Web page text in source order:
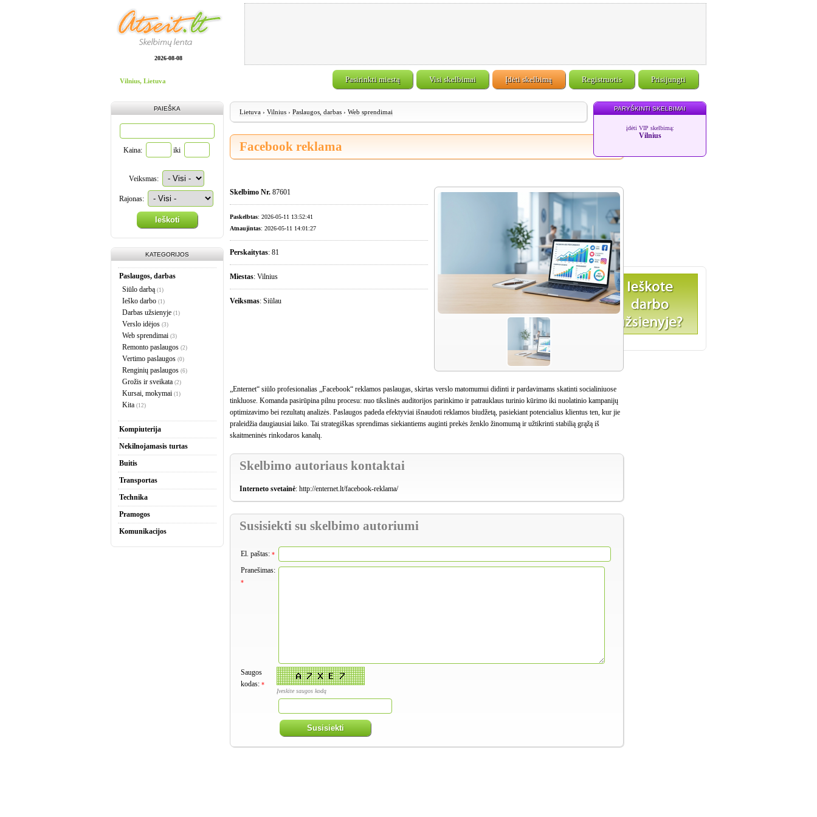
2026-08-08
Vilnius, Lietuva Prisijungti
Registruotis
Įdėti skelbimą
Visi skelbimai
Pasirinkti miestą
PAIEŠKA
Kaina: iki
Veiksmas:
Rajonas:
Ieškoti
KATEGORIJOS
Paslaugos, darbas
Siūlo darbą (1)
Ieško darbo (1)
Darbas užsienyje (1)
Verslo idėjos (3)
Web sprendimai (3)
Remonto paslaugos (2)
Vertimo paslaugos (0)
Renginių paslaugos (6)
Grožis ir sveikata (2)
Kursai, mokymai (1)
Kita (12)
Kompiuterija
Nekilnojamasis turtas
Buitis
Transportas
Technika
Pramogos
Komunikacijos
Lietuva › Vilnius › Paslaugos, darbas › Web sprendimai
Facebook reklama
Skelbimo Nr. 87601
Paskelbtas: 2026-05-11 13:52:41
Atnaujintas: 2026-05-11 14:01:27
Perskaitytas: 81
Miestas: Vilnius
Veiksmas: Siūlau
„Enternet“ siūlo profesionalias „Facebook“ reklamos paslaugas, skirtas verslo matomumui didinti ir pardavimams skatinti socialiniuose
tinkluose. Komanda pasirūpina pilnu procesu: nuo tikslinės auditorijos parinkimo ir patrauklaus turinio kūrimo iki nuolatinio kampanijų
optimizavimo bei rezultatų analizės. Paslaugos padeda efektyviai išnaudoti reklamos biudžetą, pasiekiant potencialius klientus ten, kur jie
praleidžia daugiausiai laiko. Tai strategiškas sprendimas siekiantiems auginti prekės ženklo žinomumą ir užtikrinti stabilią grąžą iš
skaitmeninės rinkodaros kanalų.
Skelbimo autoriaus kontaktai
Interneto svetainė: http://enternet.lt/facebook-reklama/
Susisiekti su skelbimo autoriumi
El. paštas: *
Pranešimas:
*
Saugos
kodas: *
Įveskite saugos kodą
Susisiekti
PARYŠKINTI SKELBIMAI
įdėti VIP skelbimą:
Vilnius